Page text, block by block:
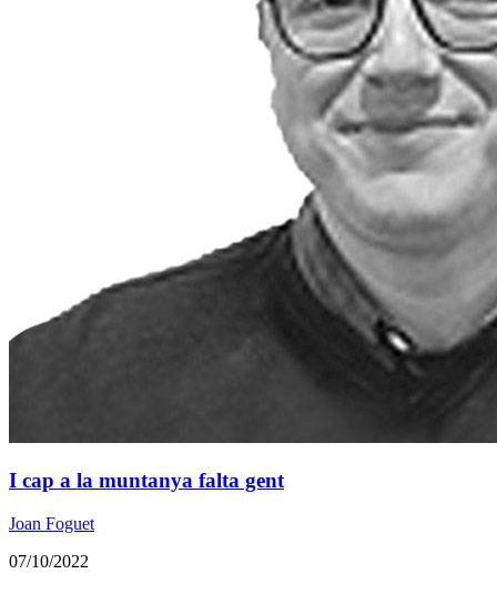
I cap a la muntanya falta gent
Joan Foguet
07/10/2022